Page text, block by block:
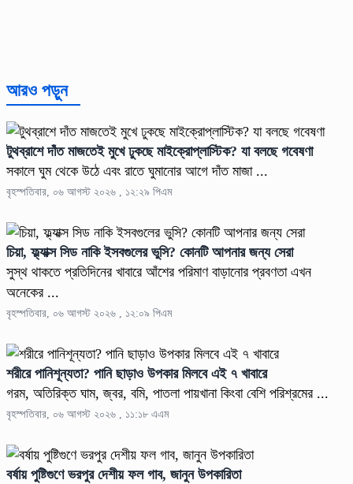
আরও পড়ুন
টুথব্রাশে দাঁত মাজতেই মুখে ঢুকছে মাইক্রোপ্লাস্টিক? যা বলছে গবেষণা
সকালে ঘুম থেকে উঠে এবং রাতে ঘুমানোর আগে দাঁত মাজা ...
বৃহস্পতিবার, ০৬ আগস্ট ২০২৬ , ১২:২৯ পিএম
চিয়া, ফ্ল্যাক্স সিড নাকি ইসবগুলের ভুসি? কোনটি আপনার জন্য সেরা
সুস্থ থাকতে প্রতিদিনের খাবারে আঁশের পরিমাণ বাড়ানোর প্রবণতা এখন
অনেকের ...
বৃহস্পতিবার, ০৬ আগস্ট ২০২৬ , ১২:০৯ পিএম
শরীরে পানিশূন্যতা? পানি ছাড়াও উপকার মিলবে এই ৭ খাবারে
গরম, অতিরিক্ত ঘাম, জ্বর, বমি, পাতলা পায়খানা কিংবা বেশি পরিশ্রমের ...
বৃহস্পতিবার, ০৬ আগস্ট ২০২৬ , ১১:১৮ এএম
বর্ষায় পুষ্টিগুণে ভরপুর দেশীয় ফল গাব, জানুন উপকারিতা